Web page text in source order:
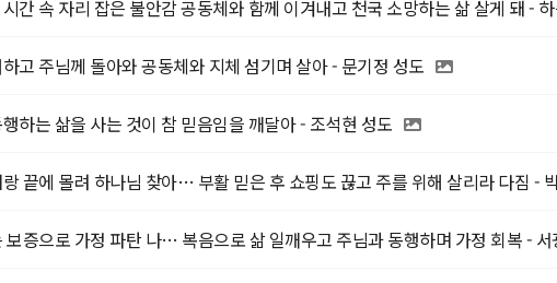
간 속 자리 잡은 불안감 공동체와 함께 이겨내고 천국 소망하는 삶 살게 돼 -
고 주님께 돌아와 공동체와 지체 섬기며 살아 - 문기정 성도
하는 삶을 사는 것이 참 믿음임을 깨달아 - 조석현 성도
끝에 몰려 하나님 찾아… 부활 믿은 후 쇼핑도 끊고 주를 위해 살리라 다짐 -
보증으로 가정 파탄 나… 복음으로 삶 일깨우고 주님과 동행하며 가정 회복 - 서